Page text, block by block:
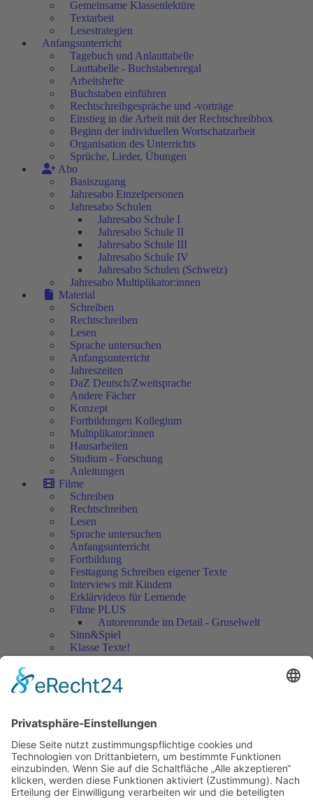
Gemeinsame Klassenlektüre
Textarbeit
Lesestrategien
Anfangsunterricht
Tagebuch und Anlauttabelle
Lauttabelle - Buchstabenregal
Arbeitshefte
Buchstaben einführen
Rechtschreibgespräche und -vorträge
Einstieg in die Arbeit mit der Rechtschreibbox
Beginn der individuellen Wortschatzarbeit
Organisation des Unterrichts
Sprüche, Lieder, Übungen
Abo
Basiszugang
Jahresabo Einzelpersonen
Jahresabo Schulen
Jahresabo Schule I
Jahresabo Schule II
Jahresabo Schule III
Jahresabo Schule IV
Jahresabo Schulen (Schweiz)
Jahresabo Multiplikator:innen
Material
Schreiben
Rechtschreiben
Lesen
Sprache untersuchen
Anfangsunterricht
Jahreszeiten
DaZ Deutsch/Zweitsprache
Andere Fächer
Konzept
Fortbildungen Kollegium
Multiplikator:innen
Hausarbeiten
Studium - Forschung
Anleitungen
Filme
Schreiben
Rechtschreiben
Lesen
Sprache untersuchen
Anfangsunterricht
Fortbildung
Festtagung Schreiben eigener Texte
Interviews mit Kindern
Erklärvideos für Lernende
Filme PLUS
Autorenrunde im Detail - Gruselwelt
Sinn&Spiel
Klasse Texte!
Filmausschnitte Grundschule
Jedes Kind wertschätzen!
Artikel
Artikel 2018
Artikel 2017
Artikel 2016
Artikel 2015